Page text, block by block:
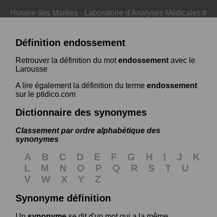
Horaire des Marées - Laboratoire d'Analyses Médicales.fr
Définition endossement
Retrouver la définition du motendossement avec le
Larousse
A lire également la définition du terme endossement
sur le ptidico.com
Dictionnaire des synonymes
Classement par ordre alphabétique des
synonymes
A B C D E F G H I J
K
L
M N O P Q R S T
U
V
W X Y
Z
Synonyme définition